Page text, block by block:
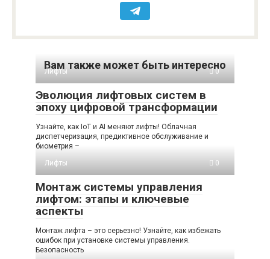
Вам также может быть интересно
Лифты 0
Эволюция лифтовых систем в
эпоху цифровой трансформации
Узнайте, как IoT и AI меняют лифты! Облачная
диспетчеризация, предиктивное обслуживание и
биометрия –
Лифты
0
Монтаж системы управления
лифтом: этапы и ключевые
аспекты
Монтаж лифта – это серьезно! Узнайте, как избежать
ошибок при установке системы управления.
Безопасность